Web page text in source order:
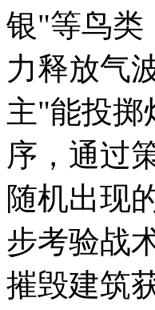
银"等鸟类
力释放气
主"能投掷
序，通过
随机出现
步考验战
摧毁建筑